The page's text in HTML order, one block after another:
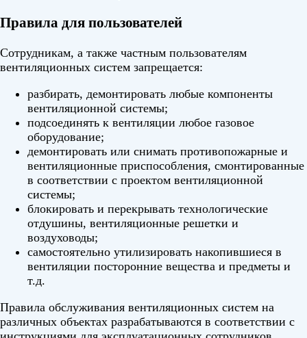
Правила для пользователей
Сотрудникам, а также частным пользователям
вентиляционных систем запрещается:
разбирать, демонтировать любые компоненты
вентиляционной системы;
подсоединять к вентиляции любое газовое
оборудование;
демонтировать или снимать противопожарные и
вентиляционные приспособления, смонтированные
в соответствии с проектом вентиляционной
системы;
блокировать и перекрывать технологические
отдушины, вентиляционные решетки и
воздуховоды;
самостоятельно утилизировать накопившиеся в
вентиляции посторонние вещества и предметы и
т.д.
Правила обслуживания вентиляционных систем на
различных объектах разрабатываются в соответствии с